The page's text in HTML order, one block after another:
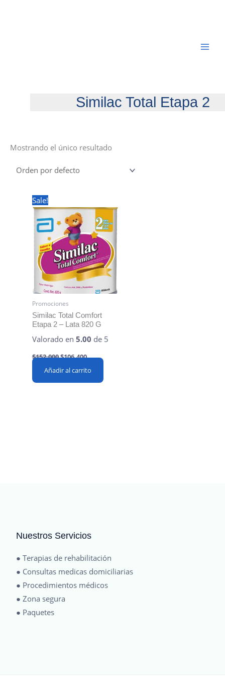
Similac Total Etapa 2
Mostrando el único resultado
Sale!
Promociones
Similac Total Comfort
Etapa 2 – Lata 820 G
Valorado en 5.00 de 5
$152,000Original
was:
$106,400Current
price
is:
$106,400.
Añadir al carrito
Nuestros Servicios
● Terapias de rehabilitación
● Consultas medicas domiciliarias
● Procedimientos médicos
● Zona segura
● Paquetes